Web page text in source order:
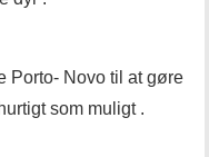
Porto- Novo til at gøre
som muligt .